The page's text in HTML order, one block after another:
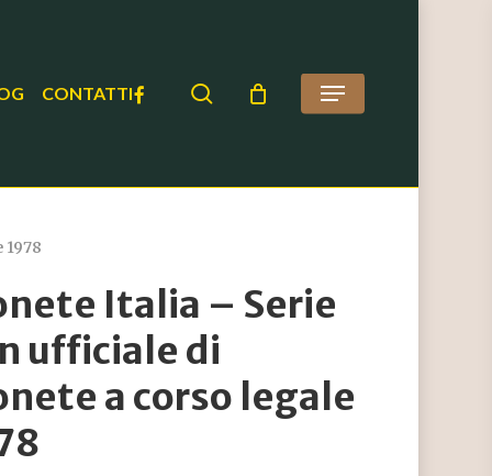
CONTATTIFACEBOOK search Menu
Italia – Serie
ufficiale di
a corso legale